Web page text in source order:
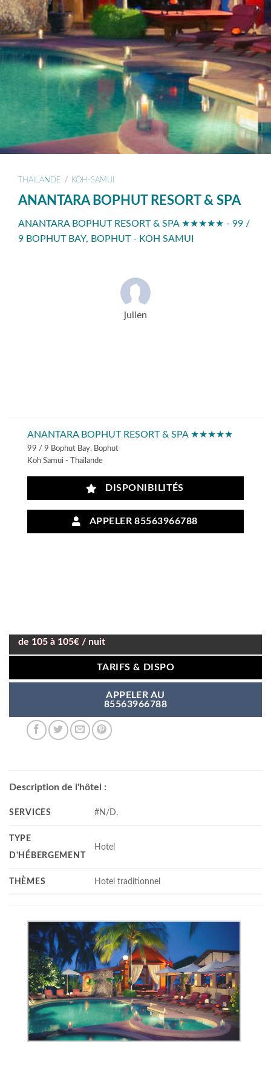
THAILANDE / KOH-SAMUI
ANANTARA BOPHUT RESORT & SPA
ANANTARA BOPHUT RESORT & SPA ★★★★★ - 99 /
9 BOPHUT BAY, BOPHUT - KOH SAMUI
julien
ANANTARA BOPHUT RESORT & SPA ★★★★★
99 / 9 Bophut Bay, Bophut
Koh Samui - Thailande
DISPONIBILITÉS
APPELER 85563966788
de 105 à 105€ / nuit
TARIFS & DISPO
APPELER AU
85563966788
Description de l'hôtel :
SERVICES #N/D,
TYPE
D'HÉBERGEMENT
Hotel
THÈMES Hotel traditionnel